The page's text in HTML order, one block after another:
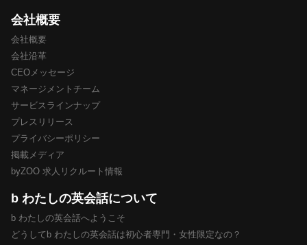
会社概要
会社概要
会社沿革
CEOメッセージ
マネージメントチーム
サービスラインナップ
プレスリリース
プライバシーポリシー
掲載メディア
byZOO 求人リクルート情報
b わたしの英会話について
b わたしの英会話へようこそ
どうしてb わたしの英会話は初心者専門・女性限定なの？